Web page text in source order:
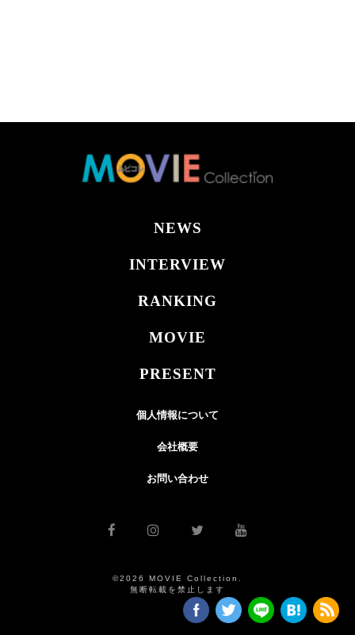
NEWS
INTERVIEW
RANKING
MOVIE
PRESENT
個人情報について
会社概要
お問い合わせ
©2026 MOVIE Collection.
無断転載を禁止します